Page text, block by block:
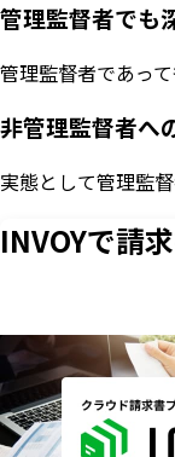
管理監督者でも
管理監督者であっ
非管理監督者へ
実態として管理監
INVOYで請